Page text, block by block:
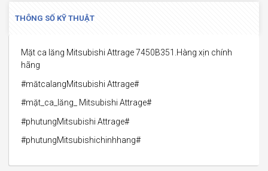
THÔNG SỐ KỸ THUẬT
Mặt ca lăng Mitsubishi Attrage 7450B351.Hàng xịn chính
hãng
#mătcalangMitsubishi Attrage#
#mặt_ca_lăng_ Mitsubishi Attrage#
#phutungMitsubishi Attrage#
#phutungMitsubishichinhhang#